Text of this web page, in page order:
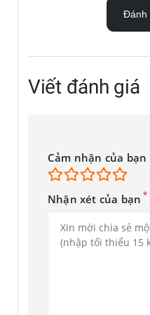
Màn hình bên trong giống
giải Full HD+.
Samsung cho biết đã tăng
vệ mới ngoài việc tăng độ
gấp, khó nhìn thấy hơn và
Đánh
Viết đánh giá
Cảm nhận của bạn
Nhận xét của bạn *